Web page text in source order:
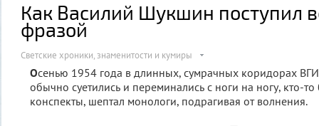
Как Василий Шукшин поступил
фразой
Светские хроники, знаменитости и кумиры
Осенью 1954 года в длинных, сумрачных коридорах
обычно суетились и переминались с ноги на ногу, кто-
конспекты, шептал монологи, подрагивая от волнения.